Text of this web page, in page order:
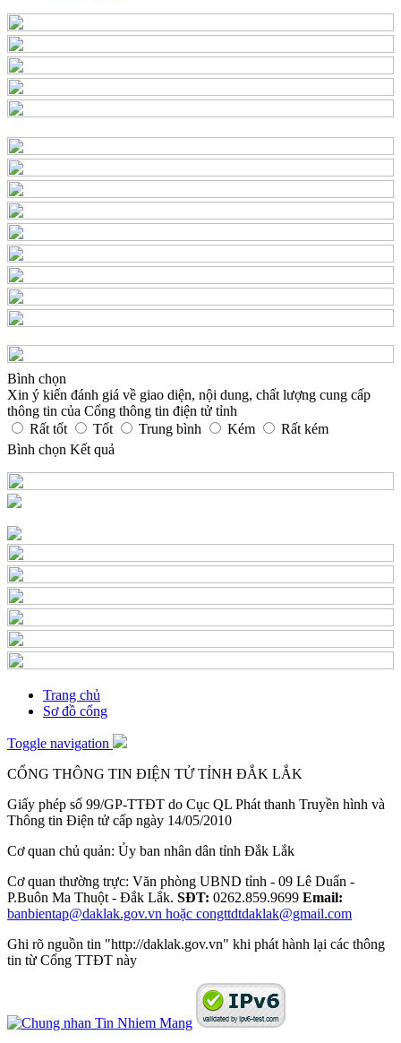
Bình chọn
Xin ý kiến đánh giá về giao diện, nội dung, chất lượng cung cấp
thông tin của Cổng thông tin điện tử tỉnh
Rất tốt
Tốt Trung bình Kém
Rất kém
Bình chọn Kết quả
Trang chủ
Sơ đồ cổng
Toggle navigation
CỔNG THÔNG TIN ĐIỆN TỬ TỈNH ĐẮK LẮK
Giấy phép số 99/GP-TTĐT do Cục QL Phát thanh Truyền hình và
Thông tin Điện tử cấp ngày 14/05/2010
Cơ quan chủ quản: Ủy ban nhân dân tỉnh Đắk Lắk
Cơ quan thường trực: Văn phòng UBND tỉnh - 09 Lê Duẩn -
P.Buôn Ma Thuột - Đắk Lắk. SĐT: 0262.859.9699 Email:
banbientap@daklak.gov.vn hoặc congttdtdaklak@gmail.com
Ghi rõ nguồn tin "http://daklak.gov.vn" khi phát hành lại các thông
tin từ Cổng TTĐT này